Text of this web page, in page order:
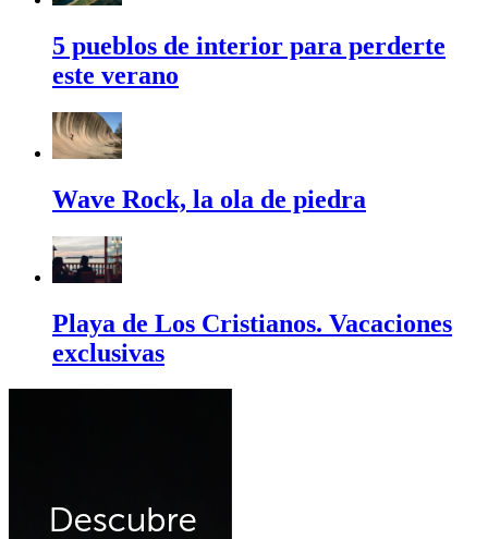
5 pueblos de interior para perderte
este verano
Wave Rock, la ola de piedra
Playa de Los Cristianos. Vacaciones
exclusivas